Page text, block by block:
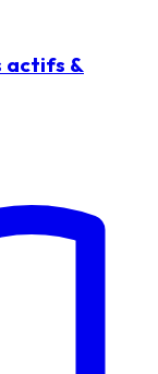
actifs &